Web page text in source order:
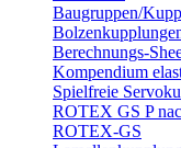
Baugruppen/
Berechnungs-
Kompendium
Spielfreie
ROTEX GS P
ROTEX-GS